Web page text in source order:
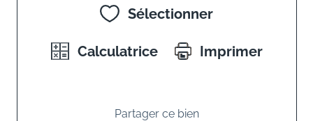
Sélectionner
Calculatrice Imprimer
Partager ce bien